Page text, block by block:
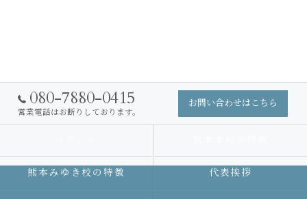
080-7880-0415
営業電話はお断りしております。
お問い合わせはこちら
熊本みゆき校の特徴 代表挨拶